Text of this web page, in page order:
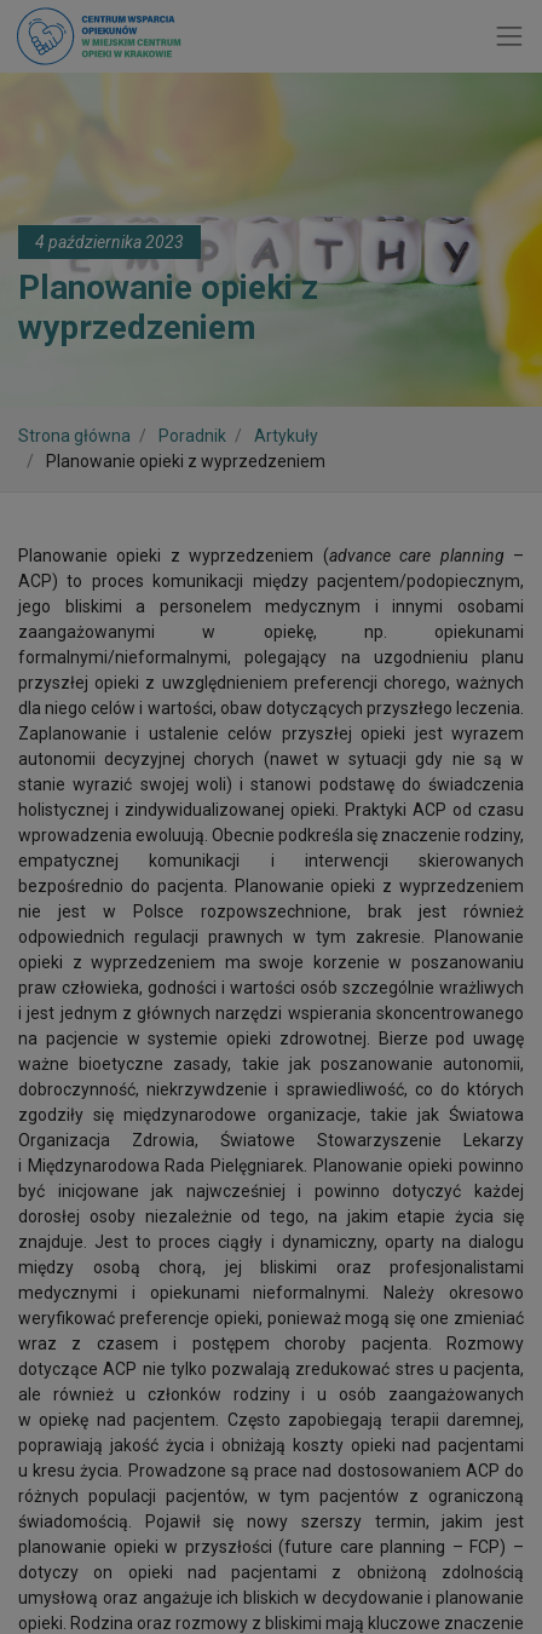
4 października 2023
Planowanie opieki z
wyprzedzeniem
Strona główna Poradnik
Artykuły
Planowanie opieki z wyprzedzeniem
Planowanie opieki z wyprzedzeniem (advance care planning –
ACP) to proces komunikacji między pacjentem/podopiecznym,
jego bliskimi a personelem medycznym i innymi osobami
zaangażowanymi w opiekę, np. opiekunami
formalnymi/nieformalnymi, polegający na uzgodnieniu planu
przyszłej opieki z uwzględnieniem preferencji chorego, ważnych
dla niego celów i wartości, obaw dotyczących przyszłego leczenia.
Zaplanowanie i ustalenie celów przyszłej opieki jest wyrazem
autonomii decyzyjnej chorych (nawet w sytuacji gdy nie są w
stanie wyrazić swojej woli) i stanowi podstawę do świadczenia
holistycznej i zindywidualizowanej opieki. Praktyki ACP od czasu
wprowadzenia ewoluują. Obecnie podkreśla się znaczenie rodziny,
empatycznej komunikacji i interwencji skierowanych
bezpośrednio do pacjenta. Planowanie opieki z wyprzedzeniem
nie jest w Polsce rozpowszechnione, brak jest również
odpowiednich regulacji prawnych w tym zakresie. Planowanie
opieki z wyprzedzeniem ma swoje korzenie w poszanowaniu
praw człowieka, godności i wartości osób szczególnie wrażliwych
i jest jednym z głównych narzędzi wspierania skoncentrowanego
na pacjencie w systemie opieki zdrowotnej. Bierze pod uwagę
ważne bioetyczne zasady, takie jak poszanowanie autonomii,
dobroczynność, niekrzywdzenie i sprawiedliwość, co do których
zgodziły się międzynarodowe organizacje, takie jak Światowa
Organizacja Zdrowia, Światowe Stowarzyszenie Lekarzy
i Międzynarodowa Rada Pielęgniarek. Planowanie opieki powinno
być inicjowane jak najwcześniej i powinno dotyczyć każdej
dorosłej osoby niezależnie od tego, na jakim etapie życia się
znajduje. Jest to proces ciągły i dynamiczny, oparty na dialogu
między osobą chorą, jej bliskimi oraz profesjonalistami
medycznymi i opiekunami nieformalnymi. Należy okresowo
weryfikować preferencje opieki, ponieważ mogą się one zmieniać
wraz z czasem i postępem choroby pacjenta. Rozmowy
dotyczące ACP nie tylko pozwalają zredukować stres u pacjenta,
ale również u członków rodziny i u osób zaangażowanych
w opiekę nad pacjentem. Często zapobiegają terapii daremnej,
poprawiają jakość życia i obniżają koszty opieki nad pacjentami
u kresu życia. Prowadzone są prace nad dostosowaniem ACP do
różnych populacji pacjentów, w tym pacjentów z ograniczoną
świadomością. Pojawił się nowy szerszy termin, jakim jest
planowanie opieki w przyszłości (future care planning – FCP) –
dotyczy on opieki nad pacjentami z obniżoną zdolnością
umysłową oraz angażuje ich bliskich w decydowanie i planowanie
opieki. Rodzina oraz rozmowy z bliskimi mają kluczowe znaczenie